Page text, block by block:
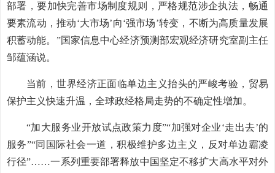
部署，要加快完善市场制度规则，严格规范涉企执法，畅通
要素流动，推动‘大市场’向‘强市场’转变，不断为高质量发展
积蓄动能。”国家信息中心经济预测部宏观经济研究室副主任
邹蕴涵说。
当前，世界经济正面临单边主义抬头的严峻考验，贸易
保护主义快速升温，全球政经格局走势的不确定性增加。
“加大服务业开放试点政策力度”“加强对企业‘走出去’的
服务”“同国际社会一道，积极维护多边主义，反对单边霸凌
行径”……一系列重要部署释放中国坚定不移扩大高水平对外